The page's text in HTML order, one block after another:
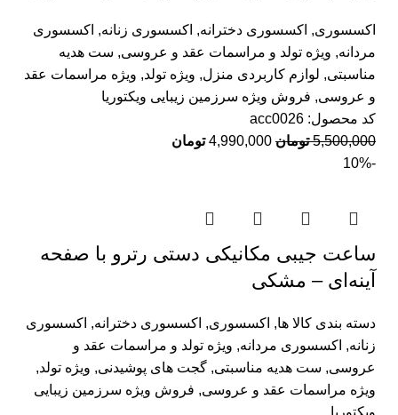
اکسسوری, اکسسوری دخترانه, اکسسوری زنانه, اکسسوری
مردانه, ویژه تولد و مراسمات عقد و عروسی, ست هدیه
مناسبتی, لوازم کاربردی منزل, ویژه تولد, ویژه مراسمات عقد
و عروسی, فروش ویژه سرزمین زیبایی ویکتوریا
کد محصول: acc0026
5,500,000 تومان 4,990,000 تومان
-10%
ساعت جیبی مکانیکی دستی رترو با صفحه
آینه‌ای – مشکی
دسته بندی کالا ها, اکسسوری, اکسسوری دخترانه, اکسسوری
زنانه, اکسسوری مردانه, ویژه تولد و مراسمات عقد و
عروسی, ست هدیه مناسبتی, گجت های پوشیدنی, ویژه تولد,
ویژه مراسمات عقد و عروسی, فروش ویژه سرزمین زیبایی